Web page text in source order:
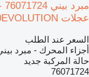
عجلات New Holland W190 LW190B W190EVOLUTION
السعر عند الطلب
أجزاء المحرك - مبرد
حالة المركبة جديد
76071724